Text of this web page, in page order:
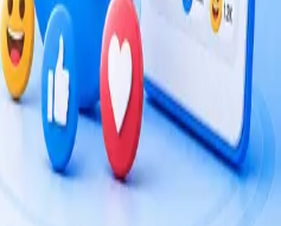
خدمات موثوقة لنمو تيليجرام للقنوات